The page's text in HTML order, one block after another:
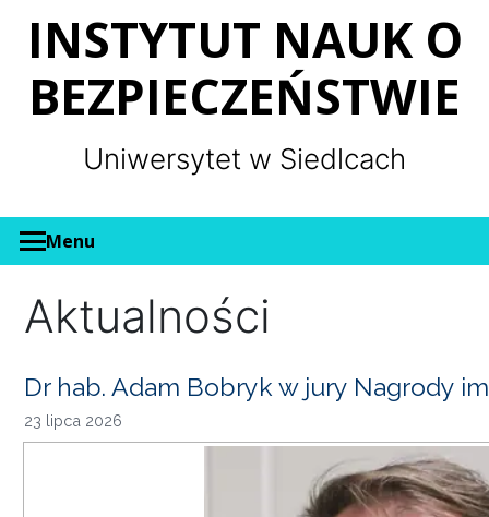
INSTYTUT NAUK O
BEZPIECZEŃSTWIE
Uniwersytet w Siedlcach
Menu
Aktualności
Dr hab. Adam Bobryk w jury Nagrody
23 lipca 2026